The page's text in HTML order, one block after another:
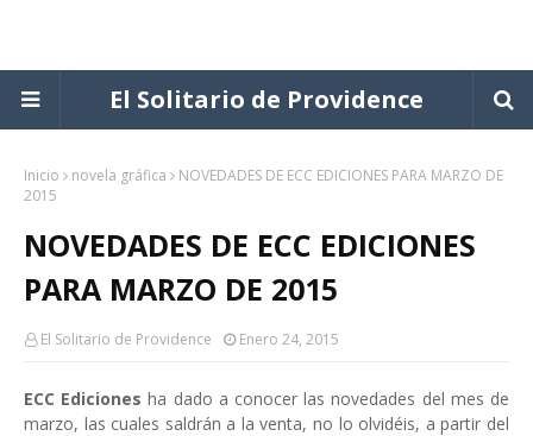
El Solitario de Providence
Inicio novela gráfica
NOVEDADES DE ECC EDICIONES PARA MARZO DE
2015
NOVEDADES DE ECC EDICIONES
PARA MARZO DE 2015
El Solitario de Providence Enero 24, 2015
ECC Ediciones ha dado a conocer las novedades del mes de
marzo, las cuales saldrán a la venta, no lo olvidéis, a partir del